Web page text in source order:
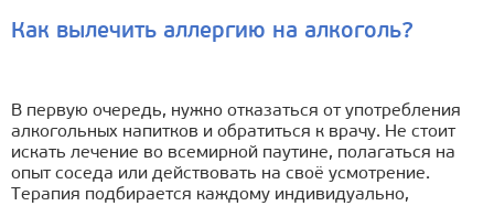
Как вылечить аллергию на алкоголь?
В первую очередь, нужно отказаться от употребления
алкогольных напитков и обратиться к врачу. Не стоит
искать лечение во всемирной паутине, полагаться на
опыт соседа или действовать на своё усмотрение.
Терапия подбирается каждому индивидуально,